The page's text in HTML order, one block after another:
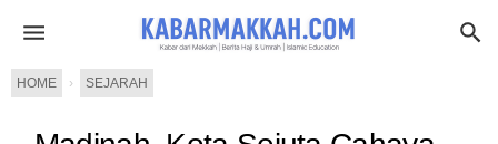
HOME › SEJARAH